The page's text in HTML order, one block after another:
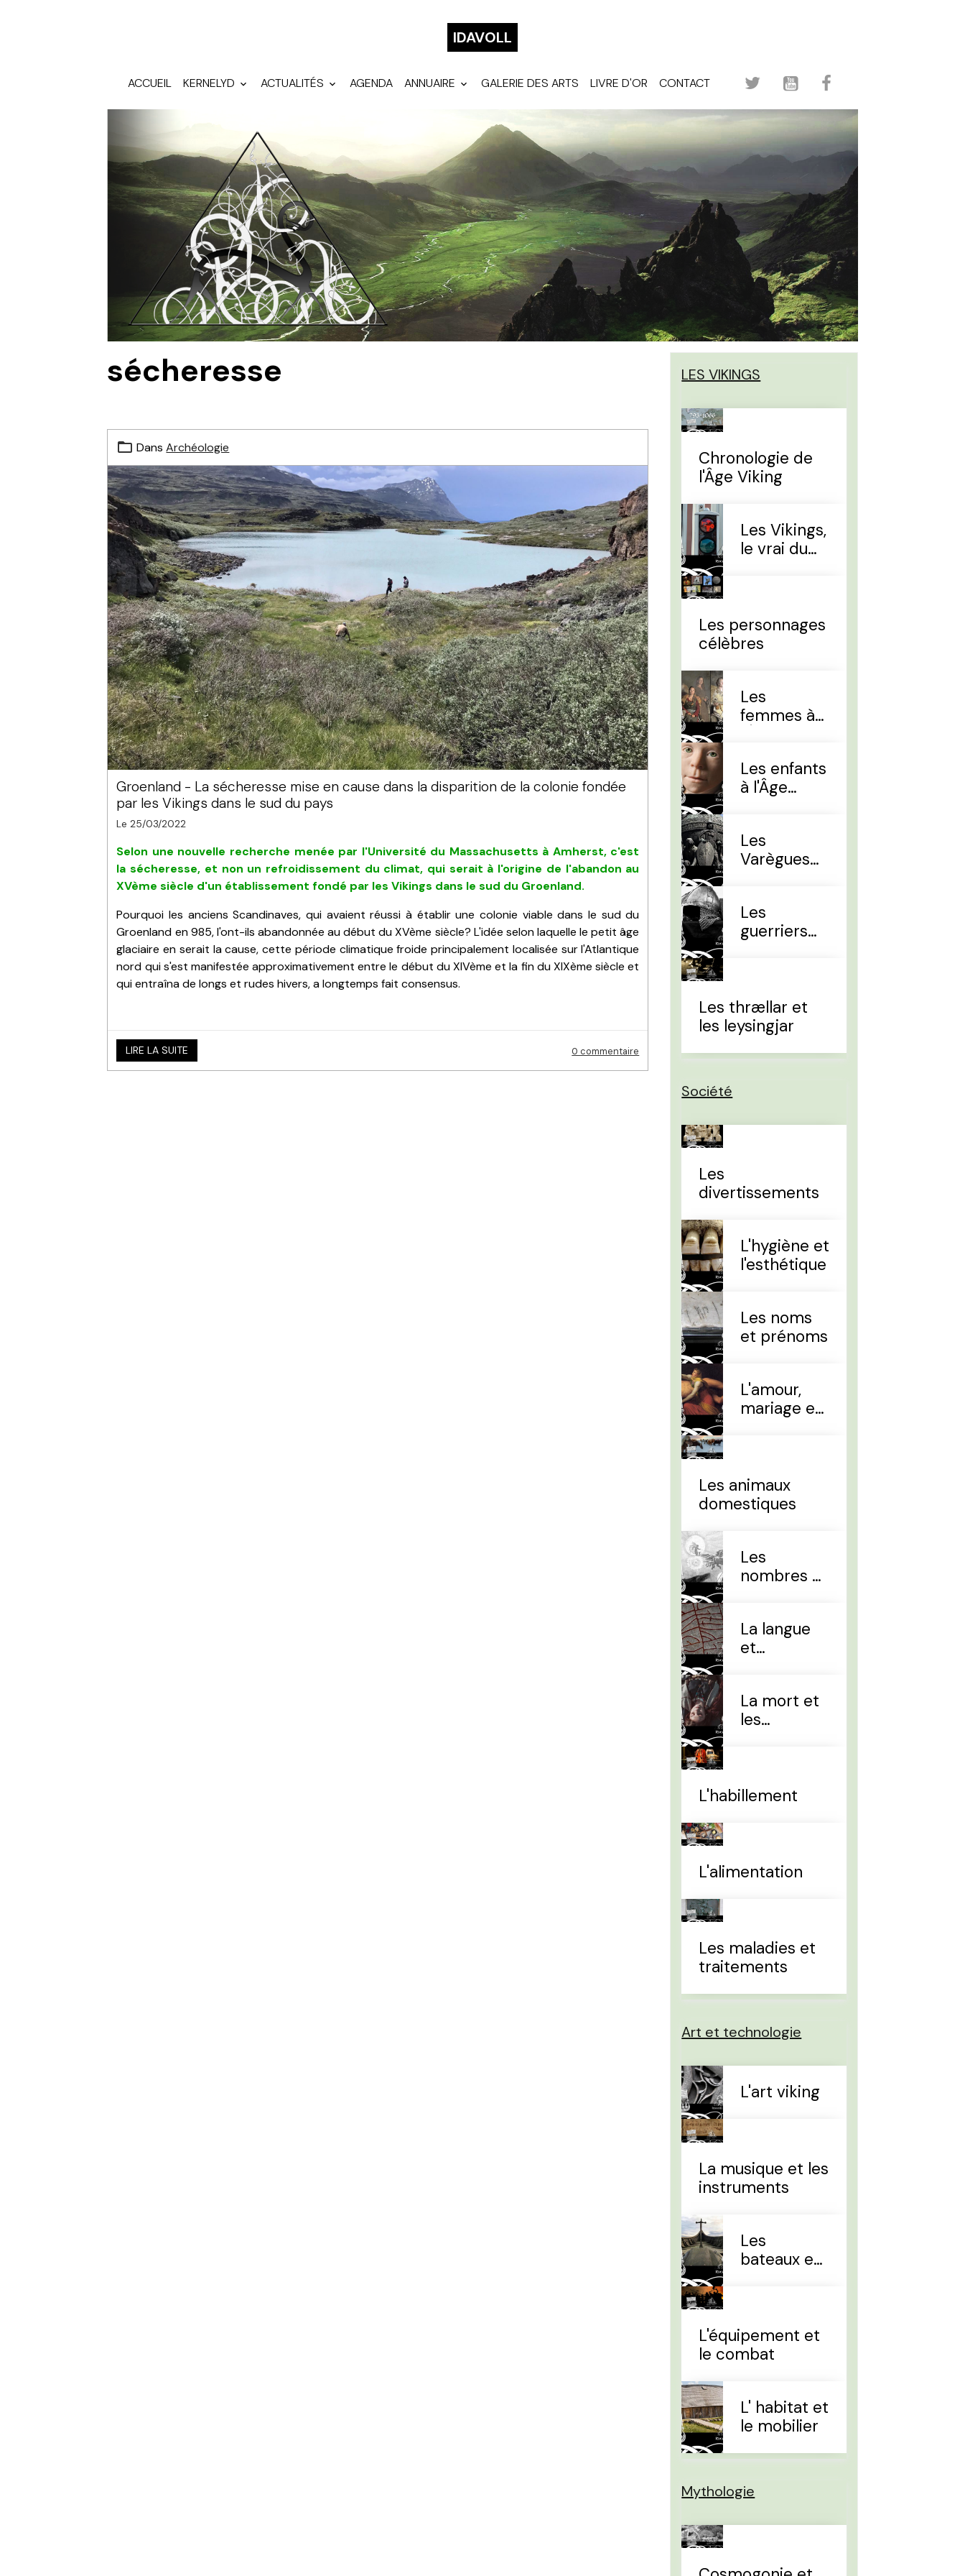
IDAVOLL
ACCUEIL KERNELYD ACTUALITÉS AGENDA ANNUAIRE GALERIE DES ARTS LIVRE D'OR CONTACT
sécheresse
DansArchéologie
Groenland - La sécheresse mise en cause dans la disparition de la colonie fondée
par les Vikings dans le sud du pays
Le 25/03/2022
Selon une nouvelle recherche menée par l'Université du Massachusetts à Amherst, c'est
la sécheresse, et non un refroidissement du climat, qui serait à l'origine de l'abandon au
XVème siècle d'un établissement fondé par les Vikings dans le sud du Groenland.
Pourquoi les anciens Scandinaves, qui avaient réussi à établir une colonie viable dans le sud du
Groenland en 985, l'ont-ils abandonnée au début du XVème siècle? L'idée selon laquelle le petit âge
glaciaire en serait la cause, cette période climatique froide principalement localisée sur l'Atlantique
nord qui s'est manifestée approximativement entre le début du XIVème et la fin du XIXème siècle et
qui entraîna de longs et rudes hivers, a longtemps fait consensus.
LIRE LA SUITE 0 commentaire
LES VIKINGS
Chronologie de
l'Âge Viking
Les Vikings,
le vrai du
Les personnages
célèbres
Les
femmes à
Les enfants
à l'Âge
Les
Varègues
Les
guerriers
Les thrællar et
les leysingjar
Société
Les
divertissements
L'hygiène et
l'esthétique
Les noms
et prénoms
L'amour,
mariage et
Les animaux
domestiques
Les
nombres et
La langue
et
La mort et
les
L'habillement
L'alimentation
Les maladies et
traitements
Art et technologie
L'art viking
La musique et les
instruments
Les
bateaux et
L'équipement et
le combat
L' habitat et
le mobilier
Mythologie